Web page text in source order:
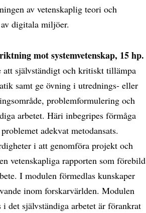
av vetenskaplig teori och
digitala miljöer.
mot systemvetenskap, 15 hp.
självständigt och kritiskt tillämpa
samt ge övning i utrednings- eller
problemformulering och
arbetet. Häri inbegripes förmåga
adekvat metodansats.
i att genomföra projekt och
vetenskapliga rapporten som förebild
I modulen förmedlas kunskaper
inom forskarvärlden. Modulen
det självständiga arbetet är förankrat